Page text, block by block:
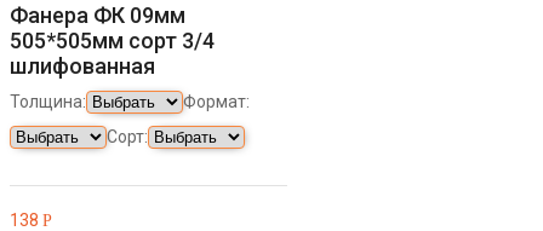
Фанера ФК 09мм
505*505мм сорт 3/4
шлифованная
Толщина:
Формат:
Сорт:
138 Р